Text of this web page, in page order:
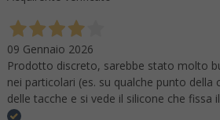
09 Gennaio 2026
Prodotto discreto, sarebbe stato molto
nei particolari (es. su qualche punto della
delle tacche e si vede il silicone che fissa